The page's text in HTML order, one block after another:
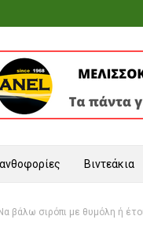
Βιντεάκια
βάλω σιρόπι με θυμόλη ή